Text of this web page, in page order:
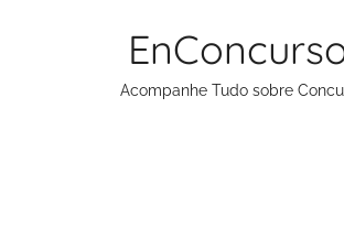
Acompanhe Tudo sobre